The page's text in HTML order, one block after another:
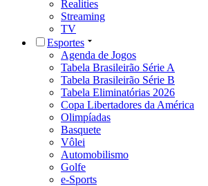
Realities
Streaming
TV
Esportes
Agenda de Jogos
Tabela Brasileirão Série A
Tabela Brasileirão Série B
Tabela Eliminatórias 2026
Copa Libertadores da América
Olimpíadas
Basquete
Vôlei
Automobilismo
Golfe
e-Sports